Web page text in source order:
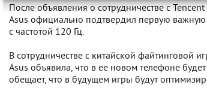
После объявления о сотрудничестве с
Asus официально подтвердил первую важную
с частотой 120 Гц.
В сотрудничестве с китайской файтинговой
Asus объявила, что в ее новом телефоне
обещает, что в будущем игры будут